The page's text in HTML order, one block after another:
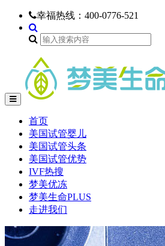
幸福热线： 400-0776-521
首页
美国试管婴儿
美国试管头条
美国试管优势
IVF热搜
梦美优冻
梦美生命PLUS
走进我们